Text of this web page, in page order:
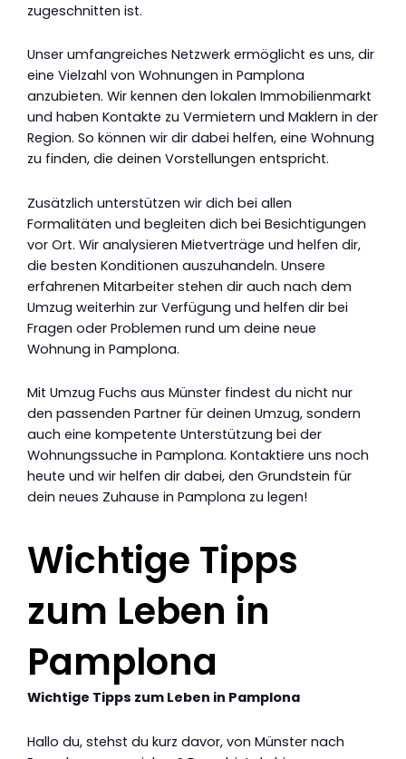
zugeschnitten ist.
Unser umfangreiches Netzwerk ermöglicht es uns, dir
eine Vielzahl von Wohnungen in Pamplona
anzubieten. Wir kennen den lokalen Immobilienmarkt
und haben Kontakte zu Vermietern und Maklern in der
Region. So können wir dir dabei helfen, eine Wohnung
zu finden, die deinen Vorstellungen entspricht.
Zusätzlich unterstützen wir dich bei allen
Formalitäten und begleiten dich bei Besichtigungen
vor Ort. Wir analysieren Mietverträge und helfen dir,
die besten Konditionen auszuhandeln. Unsere
erfahrenen Mitarbeiter stehen dir auch nach dem
Umzug weiterhin zur Verfügung und helfen dir bei
Fragen oder Problemen rund um deine neue
Wohnung in Pamplona.
Mit Umzug Fuchs aus Münster findest du nicht nur
den passenden Partner für deinen Umzug, sondern
auch eine kompetente Unterstützung bei der
Wohnungssuche in Pamplona. Kontaktiere uns noch
heute und wir helfen dir dabei, den Grundstein für
dein neues Zuhause in Pamplona zu legen!
Wichtige Tipps
zum Leben in
Pamplona
Wichtige Tipps zum Leben in Pamplona
Hallo du, stehst du kurz davor, von Münster nach